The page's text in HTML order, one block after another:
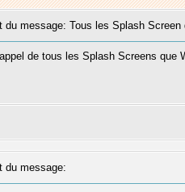
message: Tous les Splash Screen
de tous les Splash Screens
du message: